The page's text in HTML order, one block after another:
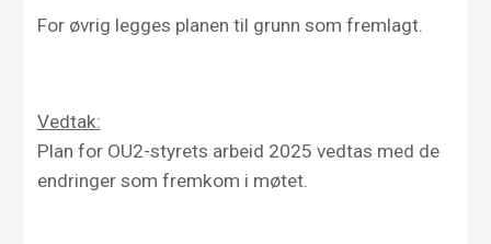
For øvrig legges planen til grunn som fremlagt.
Vedtak:
Plan for OU2-styrets arbeid 2025 vedtas med de
endringer som fremkom i møtet.